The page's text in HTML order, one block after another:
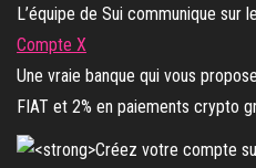
L’équipe de Sui communique sur
Compte X
Une vraie banque qui vous
FIAT et 2% en paiements crypto